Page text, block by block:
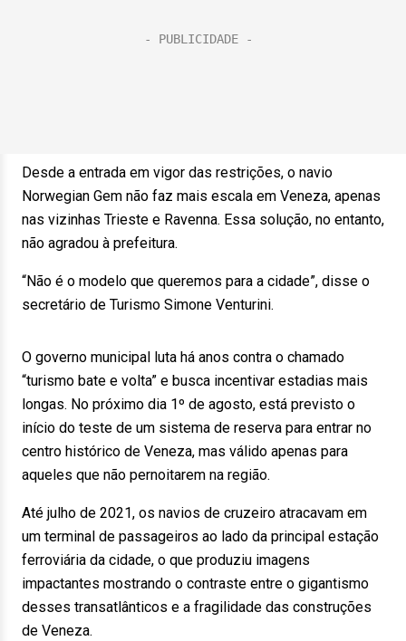
Desde a entrada em vigor das restrições, o navio
Norwegian Gem não faz mais escala em Veneza, apenas
nas vizinhas Trieste e Ravenna. Essa solução, no entanto,
não agradou à prefeitura.
“Não é o modelo que queremos para a cidade”, disse o
secretário de Turismo Simone Venturini.
O governo municipal luta há anos contra o chamado
“turismo bate e volta” e busca incentivar estadias mais
longas. No próximo dia 1º de agosto, está previsto o
início do teste de um sistema de reserva para entrar no
centro histórico de Veneza, mas válido apenas para
aqueles que não pernoitarem na região.
Até julho de 2021, os navios de cruzeiro atracavam em
um terminal de passageiros ao lado da principal estação
ferroviária da cidade, o que produziu imagens
impactantes mostrando o contraste entre o gigantismo
desses transatlânticos e a fragilidade das construções
de Veneza.